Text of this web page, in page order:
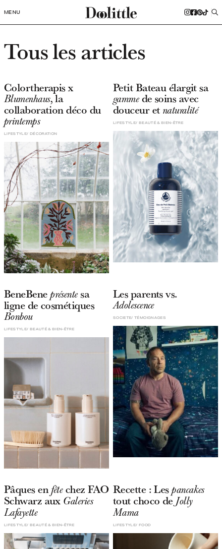
MENU
Tous les articles
Colortherapis x
Blumenhaus, la
collaboration déco du
printemps
DÉCORATION
LIFESTYLE
Petit Bateau élargit sa
gammede soins avec
douceur et naturalité
BEAUTÉ & BIEN-ÊTRE
LIFESTYLE
BeneBeneprésentesa
ligne de cosmétiques
Bonbou
BEAUTÉ & BIEN-ÊTRE
LIFESTYLE
Les parents vs.
Adolescence
SOCIETE TÉMOIGNAGES
Pâques en fêtechez FAO
Schwarz aux Galeries
Lafayette
BEAUTÉ & BIEN-ÊTRE
LIFESTYLE
Recette : Lespancakes
tout choco de Jolly
Mama
FOOD
LIFESTYLE